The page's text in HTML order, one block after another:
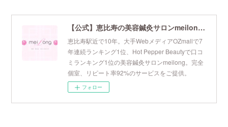
【公式】恵比寿の美容鍼灸サロンmeilong｜ツボを押さえた針・お灸の治療で美容と健康を叶えます
恵比寿駅近で10年。大手WebメディアOZmallで7
年連続ランキング1位、Hot Pepper Beautyで口コ
ミランキング1位の美容鍼灸サロンmeilong。完全
個室、リピート率92%のサービスをご提供。
フォロー